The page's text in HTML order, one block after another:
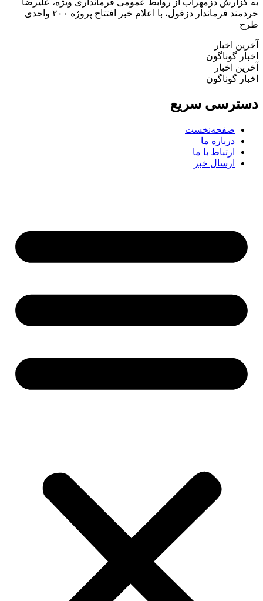
خردمند فرماندار دزفول، با اعلام خبر افتتاح پروژه ۲۰۰ واحدی
طرح
آخرین اخبار
اخبار گوناگون
آخرین اخبار
اخبار گوناگون
دسترسی سریع
صفحه‌نخست
درباره ما
ارتباط با ما
ارسال خبر